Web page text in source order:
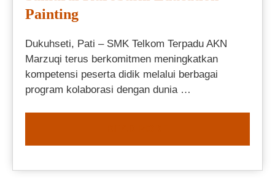
Painting
Dukuhseti, Pati – SMK Telkom Terpadu AKN
Marzuqi terus berkomitmen meningkatkan
kompetensi peserta didik melalui berbagai
program kolaborasi dengan dunia …